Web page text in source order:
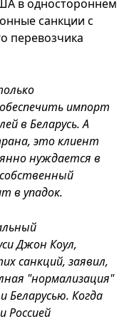
в одностороннем
санкции с
перевозчика
импорт
в Беларусь. А
это клиент
нуждается в
в упадок.
Джон Коул,
санкций, заявил,
"нормализация"
Когда
Россией